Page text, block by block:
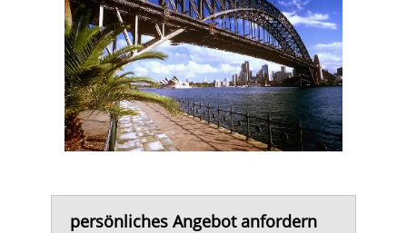
persönliches Angebot anfordern